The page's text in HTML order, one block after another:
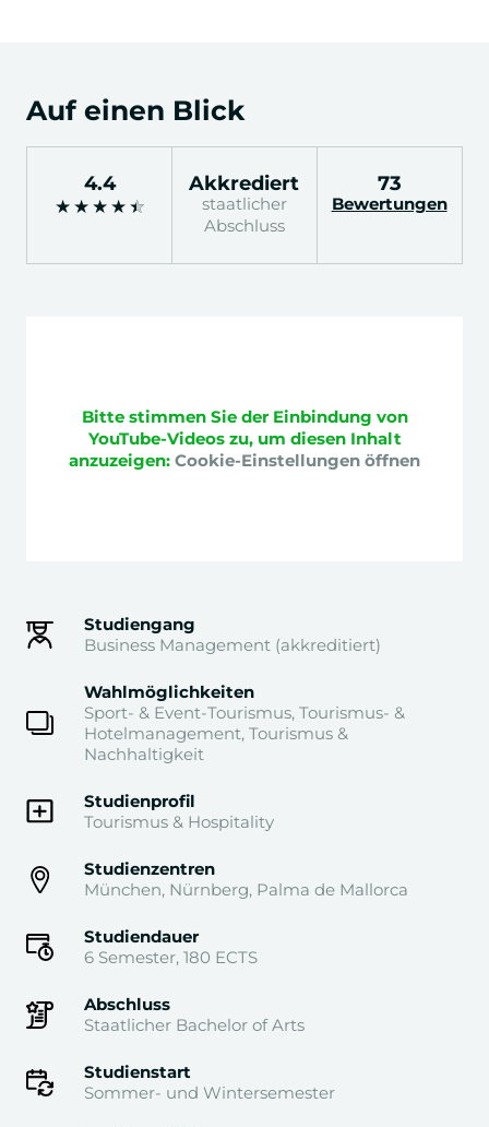
Auf einen Blick
4.4
★ ★ ★ ★ ★
Akkrediert
staatlicher
Abschluss
73
Bewertungen
Bitte stimmen Sie der Einbindung von
YouTube-Videos zu, um diesen Inhalt
anzuzeigen: Cookie-Einstellungen öffnen
Studiengang
Business Management (akkreditiert)
Wahlmöglichkeiten
Sport- & Event-Tourismus, Tourismus- &
Hotelmanagement, Tourismus &
Nachhaltigkeit
Studienprofil
Tourismus & Hospitality
Studienzentren
München, Nürnberg, Palma de Mallorca
Studiendauer
6 Semester, 180 ECTS
Abschluss
Staatlicher Bachelor of Arts
Studienstart
Sommer- und Wintersemester